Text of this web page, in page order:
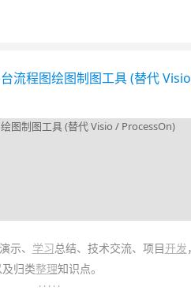
流程图绘图制图工具 (替代
示、 学习总结、技术交流、项目开发
归类整理知识点。
. . . . .